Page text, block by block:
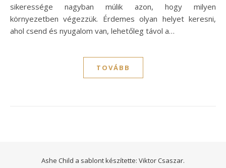
sikeressége nagyban múlik azon, hogy milyen
környezetben végezzük. Érdemes olyan helyet keresni,
ahol csend és nyugalom van, lehetőleg távol a…
TOVÁBB
Ashe Child a sablont készítette: Viktor Csaszar.